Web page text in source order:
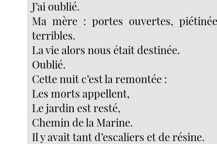
J’ai oublié.
Ma mère : portes ouvertes,
terribles.
La vie alors nous était destinée.
Oublié.
Cette nuit c’est la remontée :
Les morts appellent,
Le jardin est resté,
Chemin de la Marine.
Il y avait tant d’escaliers et de résine.